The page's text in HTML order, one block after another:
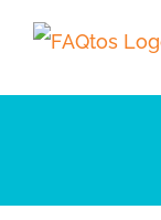
Skip
content